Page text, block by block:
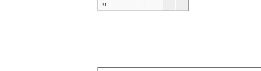
31